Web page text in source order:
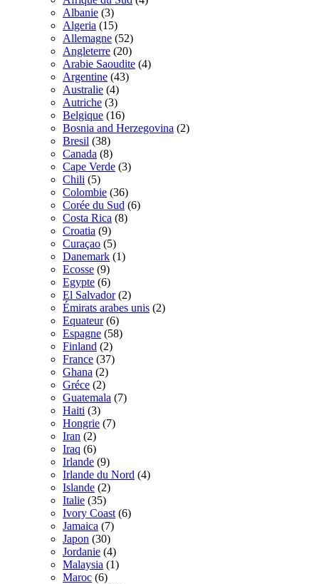
Albanie (3)
Algeria (15)
Allemagne (52)
Angleterre (20)
Arabie Saoudite (4)
Argentine (43)
Australie (4)
Autriche (3)
Belgique (16)
Bosnia and Herzegovina (2)
Bresil (38)
Canada (8)
Cape Verde (3)
Chili (5)
Colombie (36)
Corée du Sud (6)
Costa Rica (8)
Croatia (9)
Curaçao (5)
Danemark (1)
Ecosse (9)
Egypte (6)
El Salvador (2)
Émirats arabes unis (2)
Equateur (6)
Espagne (58)
Finland (2)
France (37)
Ghana (2)
Gréce (2)
Guatemala (7)
Haiti (3)
Hongrie (7)
Iran (2)
Iraq (6)
Irlande (9)
Irlande du Nord (4)
Islande (2)
Italie (35)
Ivory Coast (6)
Jamaica (7)
Japon (30)
Jordanie (4)
Malaysia (1)
Maroc (6)